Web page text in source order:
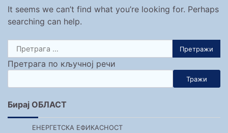
It seems we can’t find what you’re looking for. Perhaps
searching can help.
Претрага
за:
Претрага по кључној речи
Тражи
Бирај ОБЛАСТ
ЕНЕРГЕТСКА ЕФИКАСНОСТ